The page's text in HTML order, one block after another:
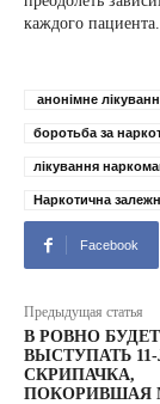
каждого пациента.
анонімне
боротьба за
лікування
Наркотична
Facebook
Предыдущая статья
В РОВНО БУДЕТ
ВЫСТУПАТЬ
СКРИПАЧКА,
ПОКОРИВШАЯ